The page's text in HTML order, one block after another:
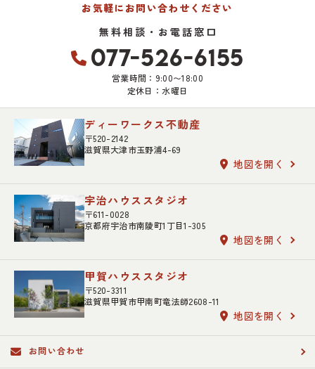
お気軽にお問い合わせください
無料相談・お電話窓口
077-526-6155
営業時間：9:00〜18:00
定休日：水曜日
ディーワークス不動産
〒520-2142
滋賀県大津市玉野浦4-69
地図を開く
宇治ハウススタジオ
〒611-0028
京都府宇治市南陵町1丁目1-305
地図を開く
甲賀ハウススタジオ
〒520-3311
滋賀県甲賀市甲南町竜法師2608-11
地図を開く
お問い合わせ